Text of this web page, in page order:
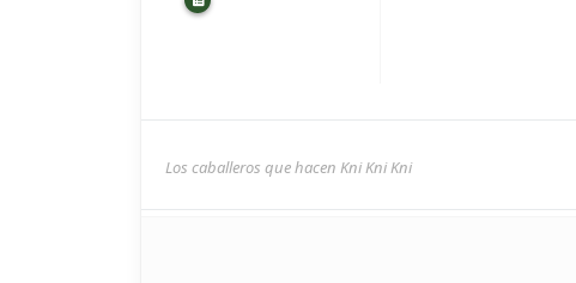
Los caballeros que hacen Kni Kni Kni